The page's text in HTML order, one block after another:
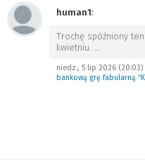
human1:
Trochę spóźniony
kwietniu. …
niedz., 5 lip 2026 (20:03)
bankową grę fabularną